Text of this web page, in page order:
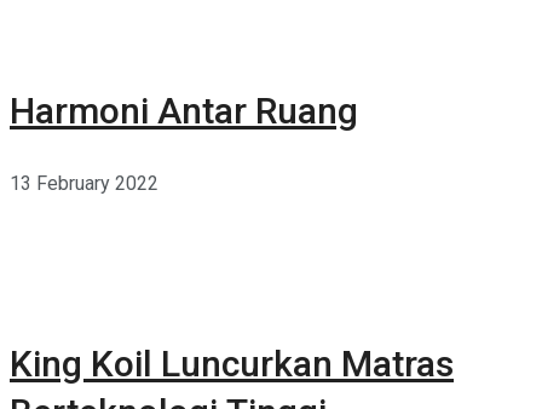
Harmoni Antar Ruang
13 February 2022
King Koil Luncurkan Matras